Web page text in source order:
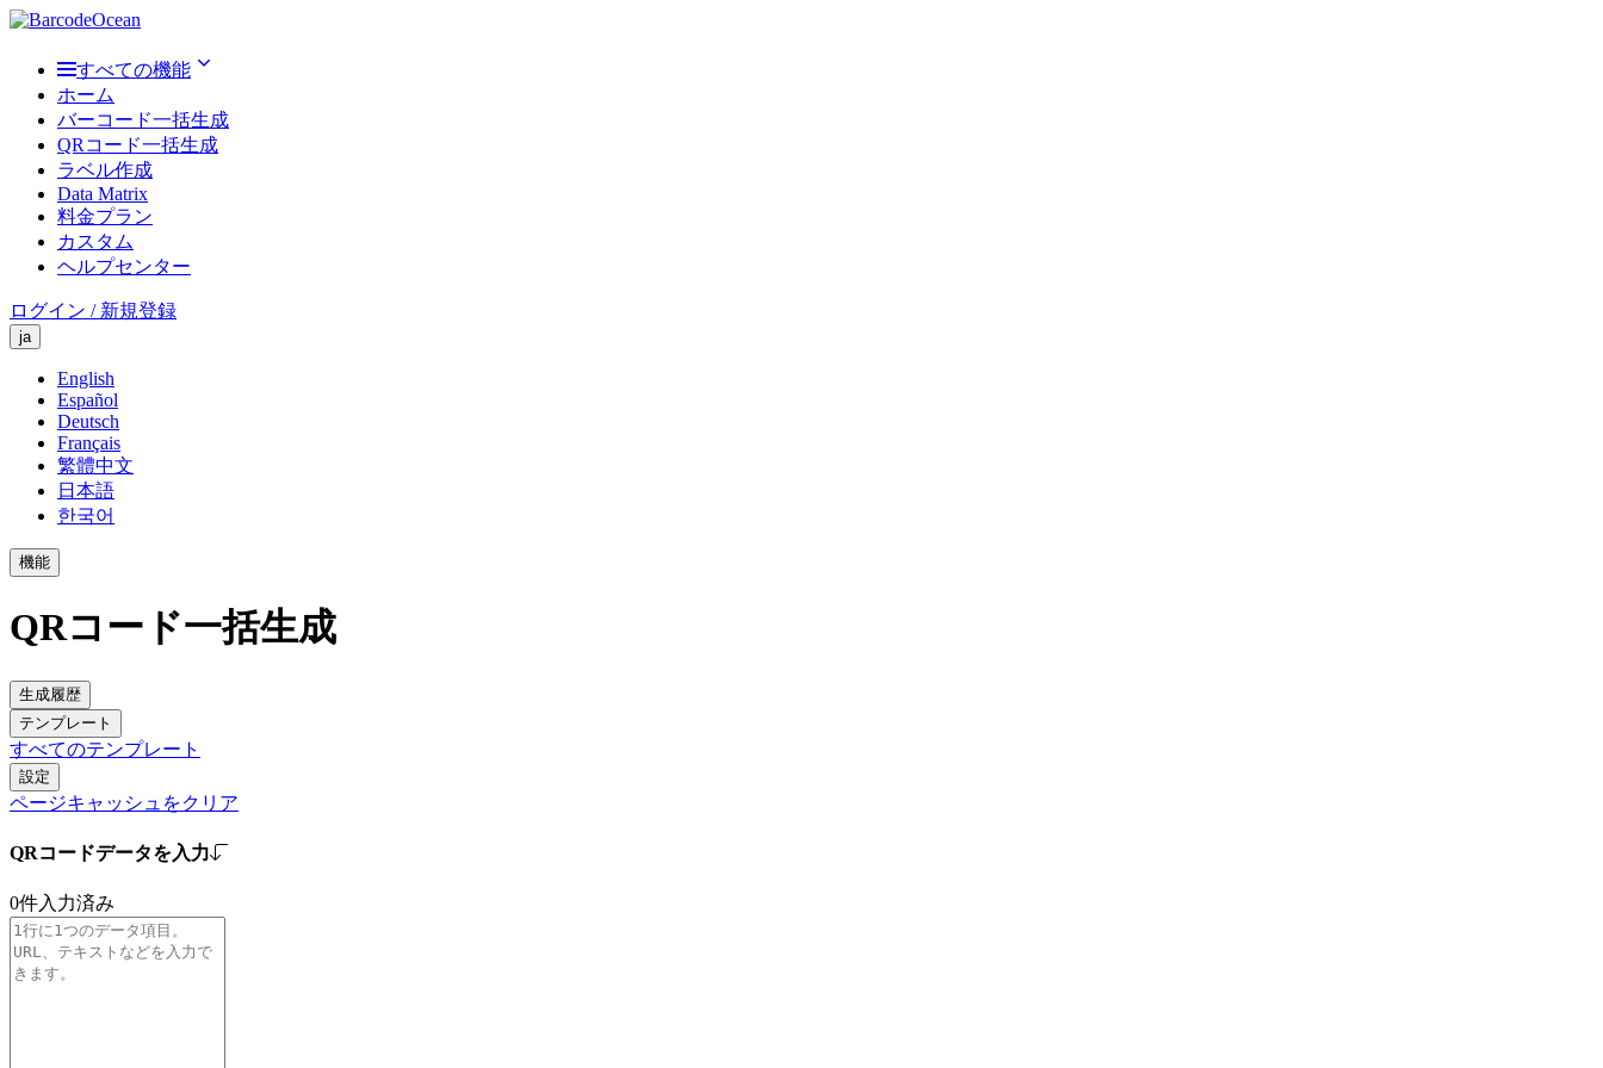
すべての機能
ホーム
バーコード一括生成
QRコード一括生成
ラベル作成
Data Matrix
料金プラン
カスタム
ヘルプセンター
ログイン / 新規登録
ja
English
Español
Deutsch
Français
繁體中文
日本語
한국어
機能
QRコード一括生成
生成履歴
テンプレート
すべてのテンプレート
設定
ページキャッシュをクリア
QRコードデータを入力
0件入力済み